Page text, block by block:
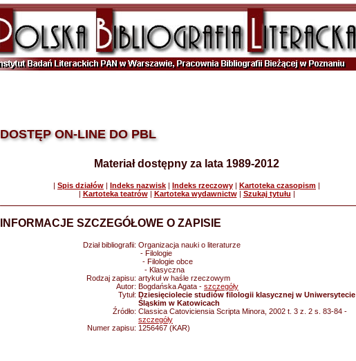
DOSTĘP ON-LINE DO PBL
Materiał dostępny za lata 1989-2012
| Spis działów | Indeks nazwisk | Indeks rzeczowy | Kartoteka czasopism |
| Kartoteka teatrów| Kartoteka wydawnictw| Szukaj tytułu |
INFORMACJE SZCZEGÓŁOWE O ZAPISIE
Dział bibliografii: Organizacja nauki o literaturze
- Filologie
- Filologie obce
- Klasyczna
Rodzaj zapisu: artykuł w haśle rzeczowym
Autor: Bogdańska Agata - szczegóły
Tytuł: Dziesięciolecie studiów filologii klasycznej w Uniwersytecie
Śląskim w Katowicach
Źródło: Classica Catoviciensia Scripta Minora, 2002 t. 3 z. 2 s. 83-84 -
szczegóły
Numer zapisu: 1256467 (KAR)